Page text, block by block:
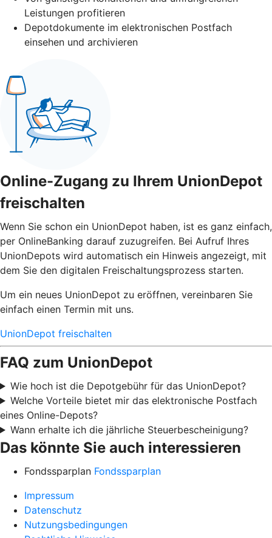
Leistungen profitieren
Depotdokumente im elektronischen Postfach
einsehen und archivieren
Online-Zugang zu Ihrem UnionDepot
freischalten
Wenn Sie schon ein UnionDepot haben, ist es ganz einfach,
per OnlineBanking darauf zuzugreifen. Bei Aufruf Ihres
UnionDepots wird automatisch ein Hinweis angezeigt, mit
dem Sie den digitalen Freischaltungsprozess starten.
Um ein neues UnionDepot zu eröffnen, vereinbaren Sie
einfach einen Termin mit uns.
UnionDepot freischalten
FAQ zum UnionDepot
Wie hoch ist die Depotgebühr für das UnionDepot?
Welche Vorteile bietet mir das elektronische Postfach
eines Online-Depots?
Wann erhalte ich die jährliche Steuerbescheinigung?
Das könnte Sie auch interessieren
Fondssparplan Fondssparplan
Impressum
Datenschutz
Nutzungsbedingungen